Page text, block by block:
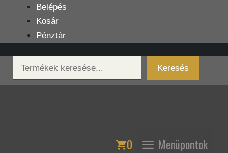
tartalomba
Belépés
Kosár
Pénztár
Keresés
Keresés
0 Menüpontok